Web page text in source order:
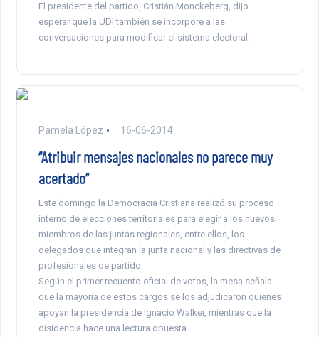
El presidente del partido, Cristián Monckeberg, dijo
esperar que la UDI también se incorpore a las
conversaciones para modificar el sistema electoral.
Pamela López 16-06-2014
“Atribuir mensajes nacionales no parece muy
acertado”
Este domingo la Democracia Cristiana realizó su proceso
interno de elecciones territoriales para elegir a los nuevos
miembros de las juntas regionales, entre ellos, los
delegados que integran la junta nacional y las directivas de
profesionales de partido.
Según el primer recuento oficial de votos, la mesa señala
que la mayoría de estos cargos se los adjudicaron quienes
apoyan la presidencia de Ignacio Walker, mientras que la
disidencia hace una lectura opuesta.